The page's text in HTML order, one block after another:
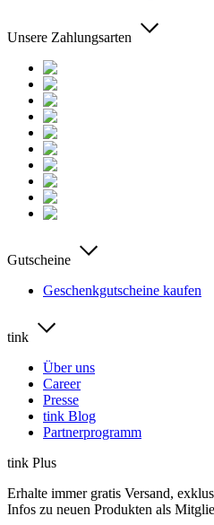
Unsere Zahlungsarten
Gutscheine
Geschenkgutscheine kaufen
tink
Über uns
Career
Presse
tink Blog
Partnerprogramm
tink Plus
Erhalte immer gratis Versand,
Infos zu neuen Produkten als